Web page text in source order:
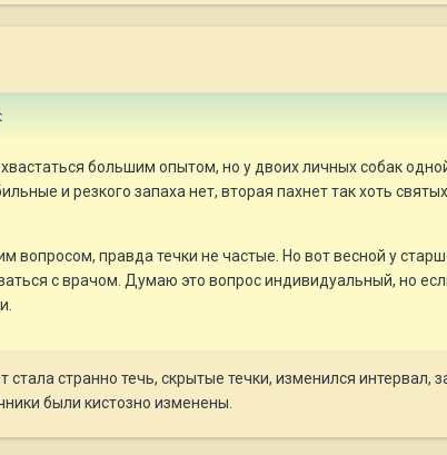
большим опытом, но у двоих личных собак
и резкого запаха нет, вторая пахнет так хоть
вопросом, правда течки не частые. Но вот весной у
с врачом. Думаю это вопрос индивидуальный, но
странно течь, скрытые течки, изменился интервал,
были кистозно изменены.